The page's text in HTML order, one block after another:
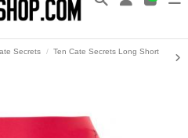
Secrets
Ten Cate Secrets Long Short